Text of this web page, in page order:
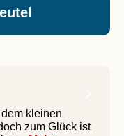
kleinen
zum Glück ist